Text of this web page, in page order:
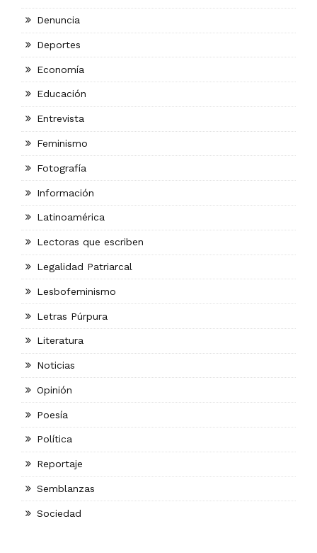
Denuncia
Deportes
Economía
Educación
Entrevista
Feminismo
Fotografía
Información
Latinoamérica
Lectoras que escriben
Legalidad Patriarcal
Lesbofeminismo
Letras Púrpura
Literatura
Noticias
Opinión
Poesía
Política
Reportaje
Semblanzas
Sociedad